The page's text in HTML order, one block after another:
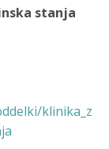
stanja
klinika_z